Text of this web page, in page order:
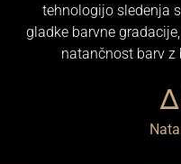
tehnologijo sledenja
gladke barvne
natančnost barv z